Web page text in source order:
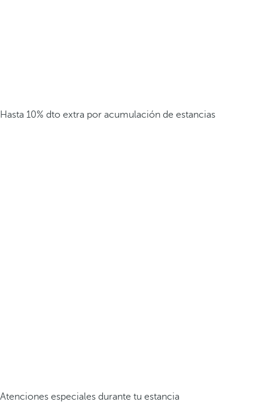
Hasta 10% dto extra por acumulación de estancias
Atenciones especiales durante tu estancia